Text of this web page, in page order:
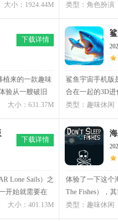
海域、神秘岛
扬帆都会遇见
失落宝藏，还
前进，慢慢拼
格鲜明的角
安排阵容才能
、收集角色以
慢投入时间，
大小：1924.44M
求生旅程。游戏
屿环境，都呈现
无人岛中文版后
角色能力，并
版安卓汉化版游
长内容，让每一
存冒险以及独特
文版中体验从零
别旅程。
类型：角色扮演
植来的一款趣味
验从一艘破旧
点拼凑出来。
，风浪、怪
全靠打捞回来
场，拼出来的
程中还要分工合
有人负责修补
掀翻。破烂水
是一场边折腾
大小：631.37M
下载详情
鲨鱼宇宙手机版
合在一起的3D进
玩家将从体型微
逐步增强实力，
版构建了大量风
到光线难以抵达
境与生存考验
化成长路线，使
类型：趣味休闲
Lone Sails）之
开始就需要在
的生存几率，
是比较灰暗和
大小：401.13M
下载详情
体验了一下这个
The Fishes），
的玩法就是在60
境，整体的节奏
类型：趣味休闲